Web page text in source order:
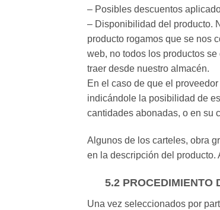
– Posibles descuentos
– Disponibilidad del producto.
producto rogamos que se nos
web, no todos los productos
traer desde nuestro almacén.
En el caso de que el
indicándole la posibilidad de
cantidades abonadas, o en su
Algunos de los carteles, obra
en la descripción del producto.
5.2 PROCEDIMIENTO
Una vez seleccionados por